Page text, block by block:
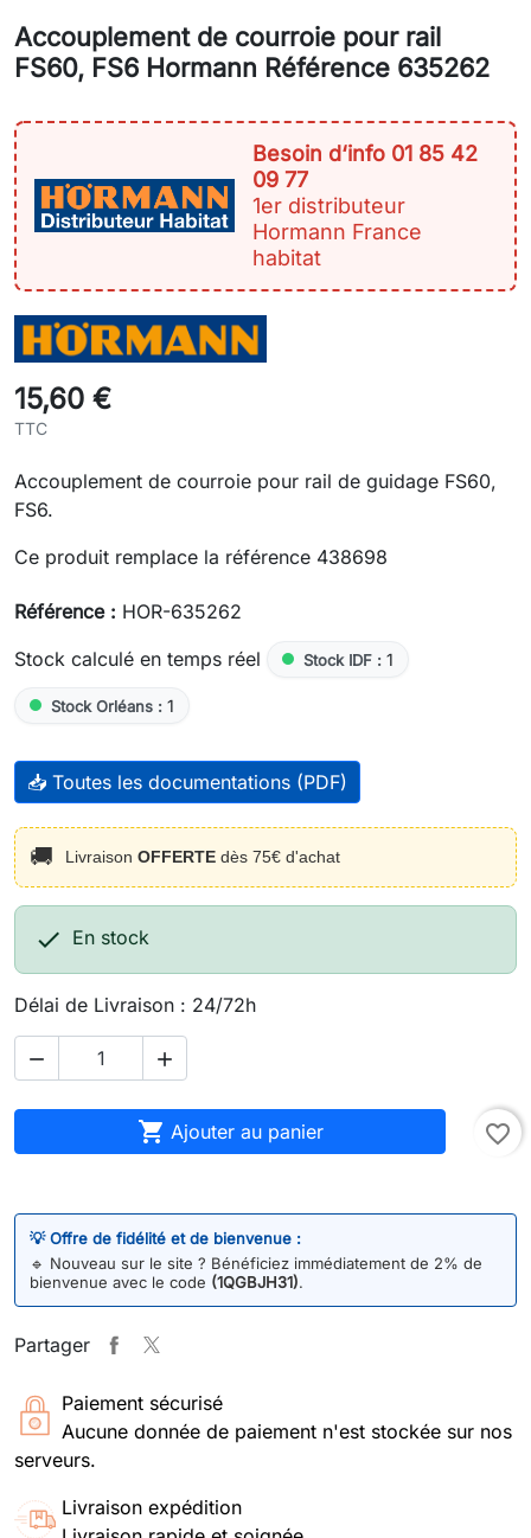
Accouplement de courroie pour rail
FS60, FS6 Hormann Référence 635262
Besoin d‘info 01 85 42
09 77
1er distributeur
Hormann France
habitat
15,60 €
TTC
Accouplement de courroie pour rail de guidage FS60,
FS6.
Ce produit remplace la référence 438698
Référence : HOR-635262
Stock calculé en temps réel
Stock IDF : 1
Stock Orléans : 1
📥 Toutes les documentations (PDF)
🚚 Livraison OFFERTE dès 75€ d'achat
 En stock
Délai de Livraison : 24/72h
 
 Ajouter au panier favorite_border
💡 Offre de fidélité et de bienvenue :
🔹 Nouveau sur le site ? Bénéficiez immédiatement de 2% de
bienvenue avec le code (1QGBJH31).
Partager
Paiement sécurisé
Aucune donnée de paiement n'est stockée sur nos
serveurs.
Livraison expédition